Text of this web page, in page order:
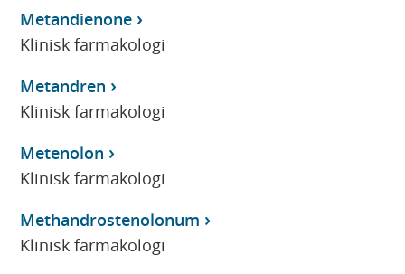
Metandienone
Klinisk farmakologi
Metandren
Klinisk farmakologi
Metenolon
Klinisk farmakologi
Methandrostenolonum
Klinisk farmakologi